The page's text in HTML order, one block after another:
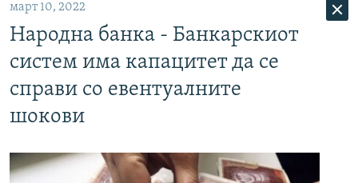
главната
навигација
на
пребарување
ВИЗУЕЛНО
ВЕСТИ
ПРИЈАВИ СЕ ЗА ЊУЗЛЕТЕР
СЛЕДЕТЕ НЕ
март 10, 2022
Народна банка - Банкарскиот
систем има капацитет да се
справи со евентуалните
шокови